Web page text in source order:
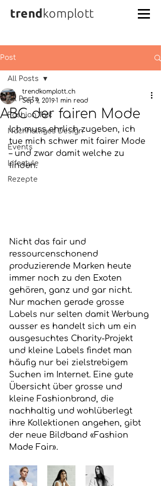
trend komplott
Post
All Posts
Fashion Talk
Nachhaltiges Design
Events
Lifestyle
Rezepte
All Posts
ABC der fairen Mode
trendkomplott.ch
Sep 9, 20191 min read
Ich muss ehrlich zugeben, ich
tue mich schwer mit fairer Mode
– und zwar damit welche zu
finden.
Nicht das fair und
ressourcenschonend
produzierende Marken heute
immer noch zu den Exoten
gehören, ganz und gar nicht.
Nur machen gerade grosse
Labels nur selten damit Werbung
ausser es handelt sich um ein
ausgesuchtes Charity-Projekt
und kleine Labels findet man
häufig nur bei zielstrebigem
Suchen im Internet. Eine gute
Übersicht über grosse und
kleine Fashionbrand, die
nachhaltig und wohlüberlegt
ihre Kollektionen angehen, gibt
der neue Bildband «Fashion
Made Fair».